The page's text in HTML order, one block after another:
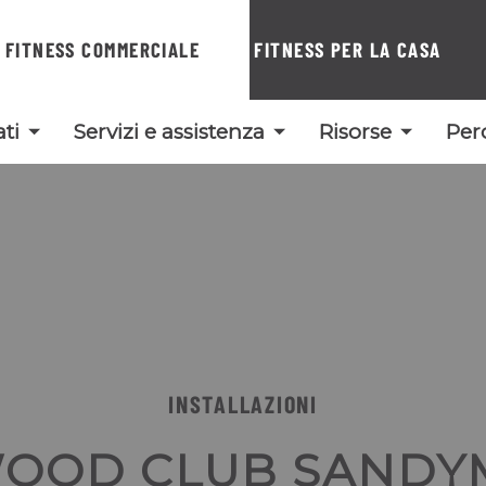
FITNESS COMMERCIALE FITNESS PER LA CASA
Servizi e assistenza Risorse
INSTALLAZIONI
CLUB